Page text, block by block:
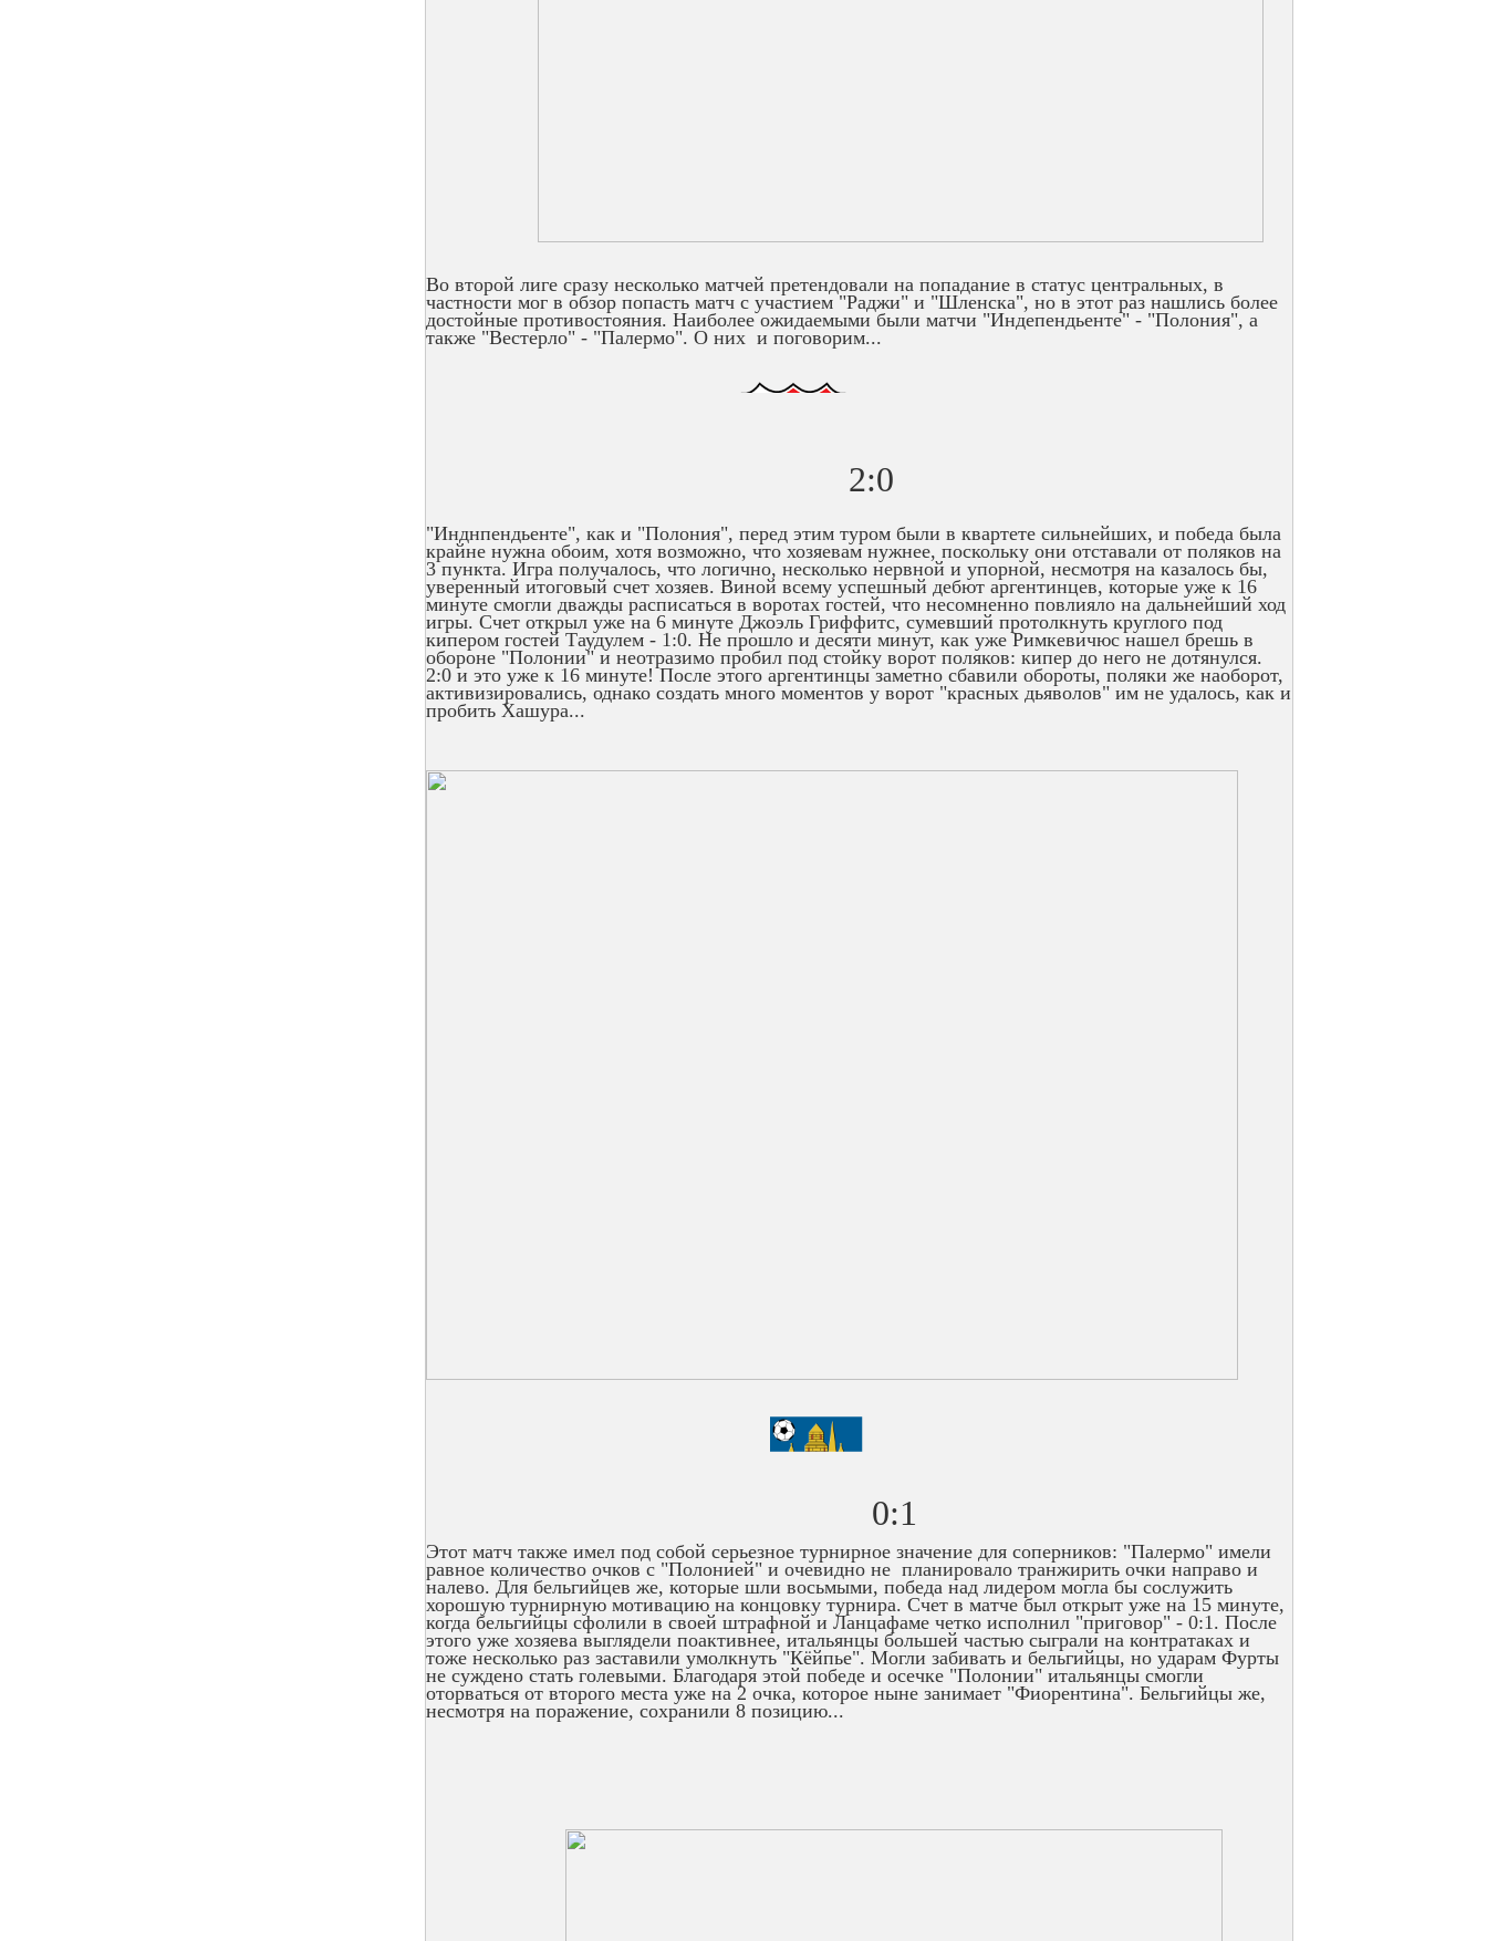
Во второй лиге сразу несколько матчей претендовали на попадание в статус центральных, в
частности мог в обзор попасть матч с участием "Раджи" и "Шленска", но в этот раз нашлись более
достойные противостояния. Наиболее ожидаемыми были матчи "Индепендьенте" - "Полония", а
также "Вестерло" - "Палермо". О них и поговорим...
2:0
"Инднпендьенте", как и "Полония", перед этим туром были в квартете сильнейших, и победа была
крайне нужна обоим, хотя возможно, что хозяевам нужнее, поскольку они отставали от поляков на
3 пункта. Игра получалось, что логично, несколько нервной и упорной, несмотря на казалось бы,
уверенный итоговый счет хозяев. Виной всему успешный дебют аргентинцев, которые уже к 16
минуте смогли дважды расписаться в воротах гостей, что несомненно повлияло на дальнейший ход
игры. Счет открыл уже на 6 минуте Джоэль Гриффитс, сумевший протолкнуть круглого под
кипером гостей Таудулем - 1:0. Не прошло и десяти минут, как уже Римкевичюс нашел брешь в
обороне "Полонии" и неотразимо пробил под стойку ворот поляков: кипер до него не дотянулся.
2:0 и это уже к 16 минуте! После этого аргентинцы заметно сбавили обороты, поляки же наоборот,
активизировались, однако создать много моментов у ворот "красных дьяволов" им не удалось, как и
пробить Хашура...
0:1
Этот матч также имел под собой серьезное турнирное значение для соперников: "Палермо" имели
равное количество очков с "Полонией" и очевидно не планировало транжирить очки направо и
налево. Для бельгийцев же, которые шли восьмыми, победа над лидером могла бы сослужить
хорошую турнирную мотивацию на концовку турнира. Счет в матче был открыт уже на 15 минуте,
когда бельгийцы сфолили в своей штрафной и Ланцафаме четко исполнил "приговор" - 0:1. После
этого уже хозяева выглядели поактивнее, итальянцы большей частью сыграли на контратаках и
тоже несколько раз заставили умолкнуть "Кёйпье". Могли забивать и бельгийцы, но ударам Фурты
не суждено стать голевыми. Благодаря этой победе и осечке "Полонии" итальянцы смогли
оторваться от второго места уже на 2 очка, которое ныне занимает "Фиорентина". Бельгийцы же,
несмотря на поражение, сохранили 8 позицию...